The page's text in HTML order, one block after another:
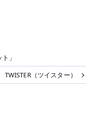
」
TWISTER（ツイスター）